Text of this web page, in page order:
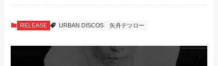
RELEASE URBAN DISCOS 矢舟テツロー